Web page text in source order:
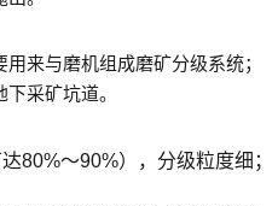
来与磨机组成磨矿分级系统；
采矿坑道。
80%～90%），分级粒度细；